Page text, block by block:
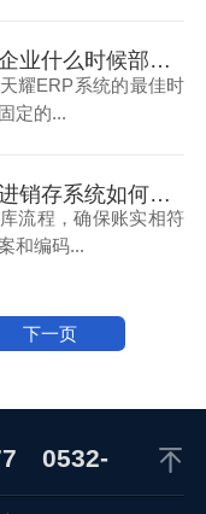
速达天耀：企业什么时候部署ERP系统最合适（上）
耀ERP系统的最佳时
定的...
速达天耀：进销存系统如何管理多型号的货品（下）
流程，确保账实相符
和编码...
下一页
0532-